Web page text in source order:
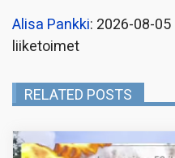
Alisa Pankki: 2026-08-
liiketoimet
RELATED POSTS